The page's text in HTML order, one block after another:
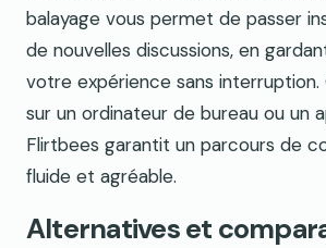
balayage vous permet de passer
de nouvelles discussions, en
votre expérience sans interruption.
sur un ordinateur de bureau ou un
Flirtbees garantit un parcours de
fluide et agréable.
Alternatives et